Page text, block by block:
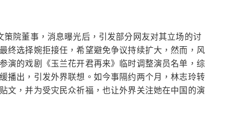
院董事，消息曝光后，引发部分网友对其立场的讨
终选择婉拒接任，希望避免争议持续扩大，然而，风
演的戏剧《玉兰花开君再来》临时调整演员名单，综
播出，引发外界联想。如今事隔约两个月，林志玲转
文，并为受灾民众祈福，也让外界关注她在中国的演